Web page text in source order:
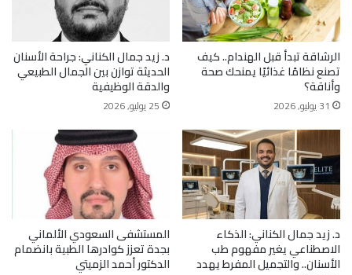
الرشاقة تبدأ قبل الهندام.. كيف
تصنع نظامًا غذائيًا يمنحك صحة
وأناقة؟
31 يوليو, 2026
د. زيد جمال الكناني: جراحة الأسنان
الحديثة توازن بين الجمال الطبيعي
والدقة الوظيفية
25 يوليو, 2026
د. زيد جمال الكناني: الذكاء
الاصطناعي يغير مفهوم طب
الأسنان.. والتجميل المفرط يهدد
المستشفى السعودي الألماني
بجدة تعزز كوادرها الطبية بانضمام
الدكتور أحمد الزميتي